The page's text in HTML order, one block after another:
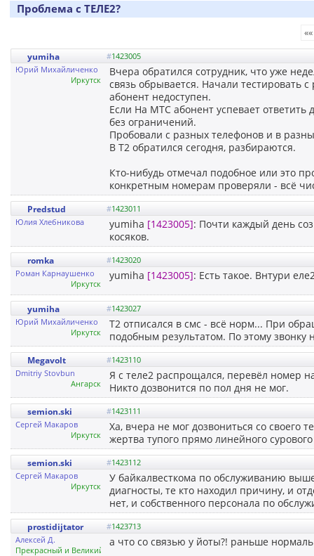
Проблема с ТЕЛЕ2?
««
yumiha #1423005
Юрий Михайличенко
Иркутск
Вчера обратился сотрудник, что уже
связь обрывается. Начали тестировать
абонент недоступен.
Если На МТС абонент успевает ответить
без ограничений.
Пробовали с разных телефонов и в
В Т2 обратился сегодня, разбираются.
Кто-нибудь отмечал подобное или это
конкретным номерам проверяли - всё
Predstud #1423011
Юлия Хлебникова
yumiha [1423005]: Почти каждый день
косяков.
romka #1423020
Роман Карнаушенко
Иркутск
yumiha [1423005]: Есть такое. Внтури
yumiha #1423027
Юрий Михайличенко
Иркутск
Т2 отписался в смс - всё норм... При
подобным результатом. По этому звонку
Megavolt #1423110
Dmitriy Stovbun
Ангарск
Я с теле2 распрощался, перевёл номер
Никто дозвонится по пол дня не мог.
semion.ski #1423111
Сергей Макаров
Иркутск
Ха, вчера не мог дозвониться со своего
жертва тупого прямо линейного
semion.ski #1423112
Сергей Макаров
Иркутск
У байкалвесткома по обслуживанию
диагносты, те кто находил причину, и
нет, и собственного персонала по
prostidijtator #1423713
Алексей Д.
Прекрасный и Великий Иркутск
а что со связью у йоты?! раньше